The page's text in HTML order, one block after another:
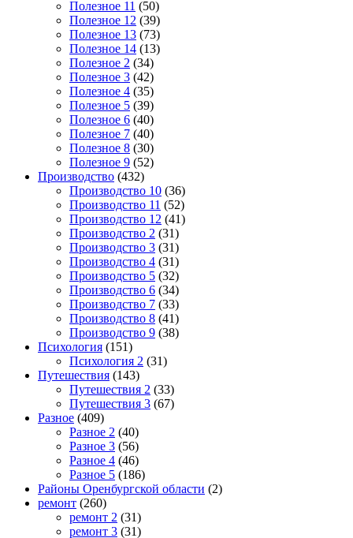
Полезное 11 (50)
Полезное 12 (39)
Полезное 13 (73)
Полезное 14 (13)
Полезное 2 (34)
Полезное 3 (42)
Полезное 4 (35)
Полезное 5 (39)
Полезное 6 (40)
Полезное 7 (40)
Полезное 8 (30)
Полезное 9 (52)
Производство (432)
Производство 10 (36)
Производство 11 (52)
Производство 12 (41)
Производство 2 (31)
Производство 3 (31)
Производство 4 (31)
Производство 5 (32)
Производство 6 (34)
Производство 7 (33)
Производство 8 (41)
Производство 9 (38)
Психология (151)
Психология 2 (31)
Путешествия (143)
Путешествия 2 (33)
Путешествия 3 (67)
Разное (409)
Разное 2 (40)
Разное 3 (56)
Разное 4 (46)
Разное 5 (186)
Районы Оренбургской области (2)
ремонт (260)
ремонт 2 (31)
ремонт 3 (31)